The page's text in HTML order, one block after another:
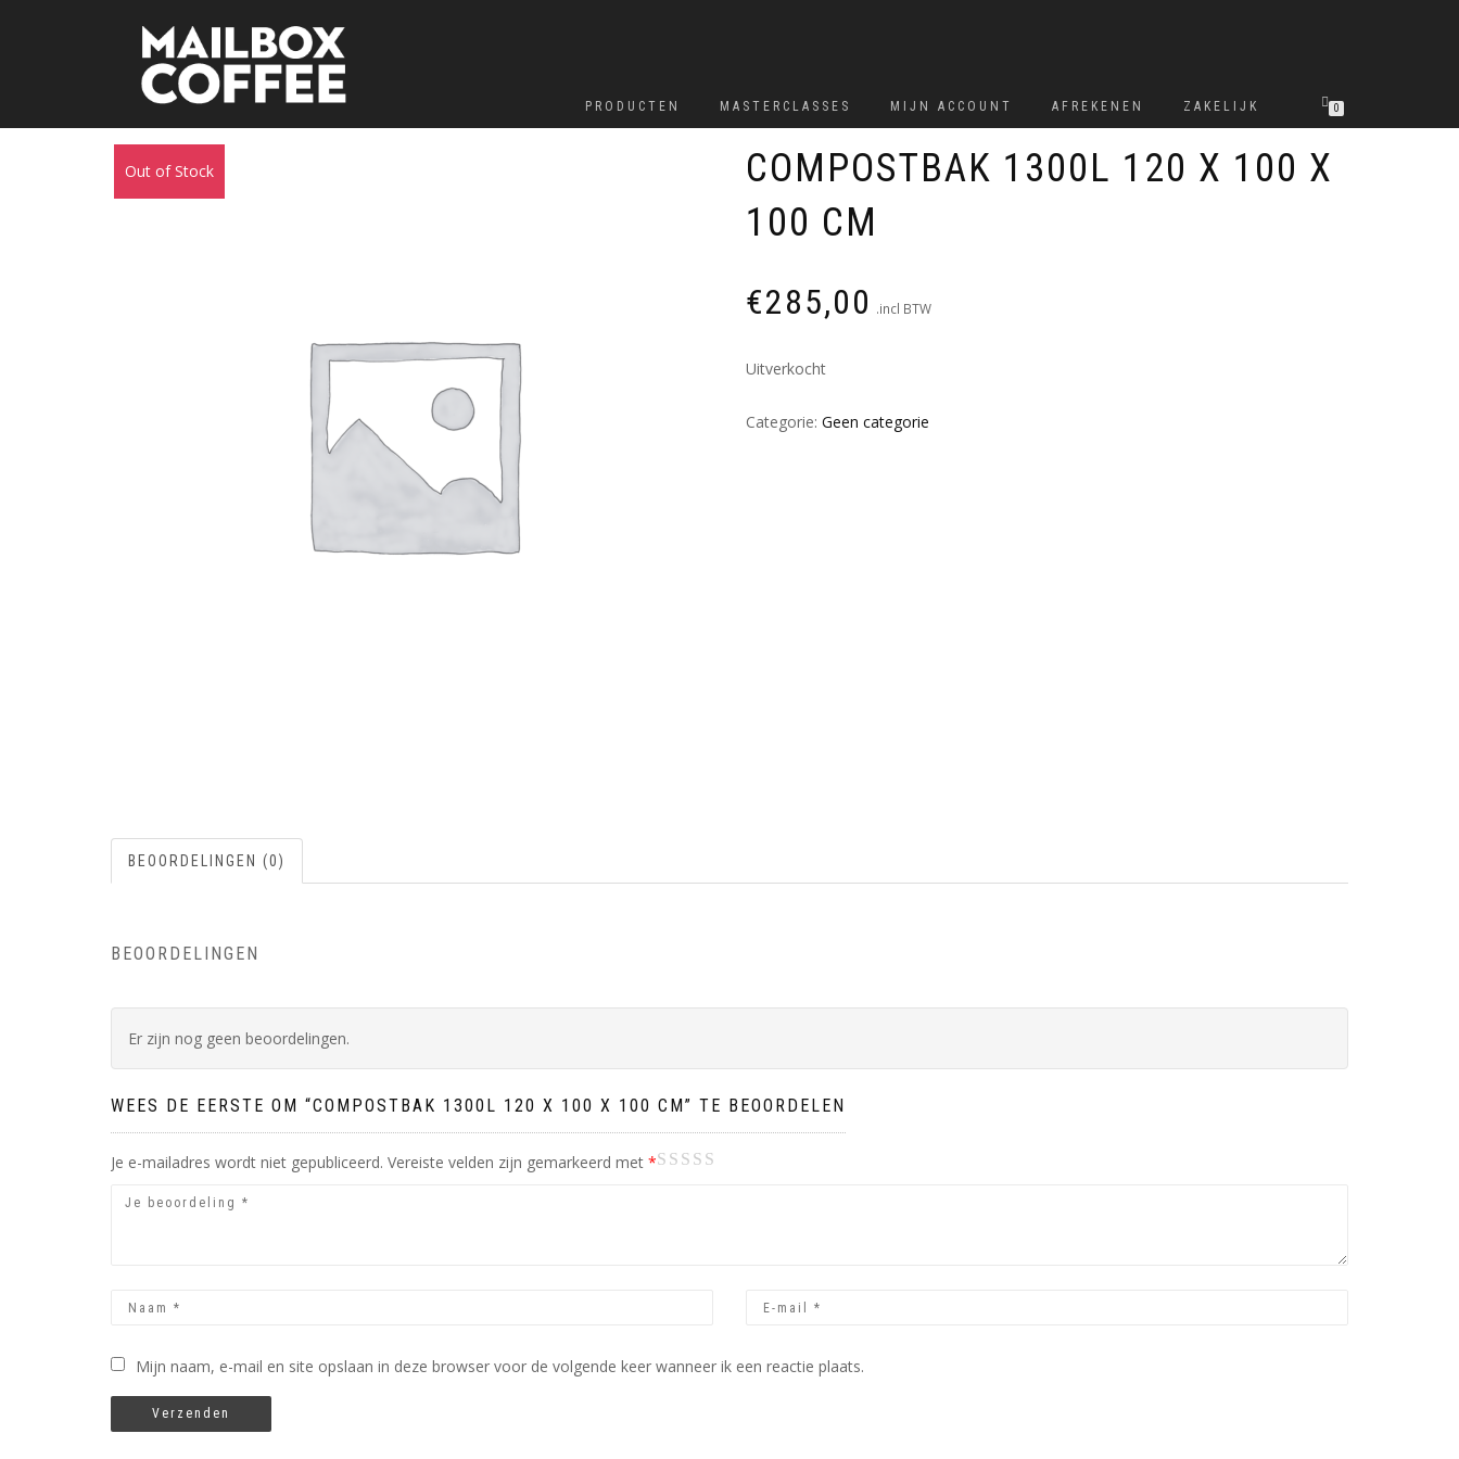
PRODUCTEN MASTERCLASSES MIJN ACCOUNT AFREKENEN ZAKELIJK 0
Out of Stock
COMPOSTBAK 1300L 120 X 100 X
100 CM
€285,00 .incl BTW
Uitverkocht
Categorie: Geen categorie
BEOORDELINGEN (0)
BEOORDELINGEN
Er zijn nog geen beoordelingen.
WEES DE EERSTE OM “COMPOSTBAK 1300L 120 X 100 X 100 CM” TE BEOORDELEN
Je e-mailadres wordt niet gepubliceerd. Vereiste velden zijn gemarkeerd met *1
2 van
3 van
4 van de 5
5 van de 5
Mijn naam, e-mail en site opslaan in deze browser voor de volgende keer wanneer ik een reactie plaats.